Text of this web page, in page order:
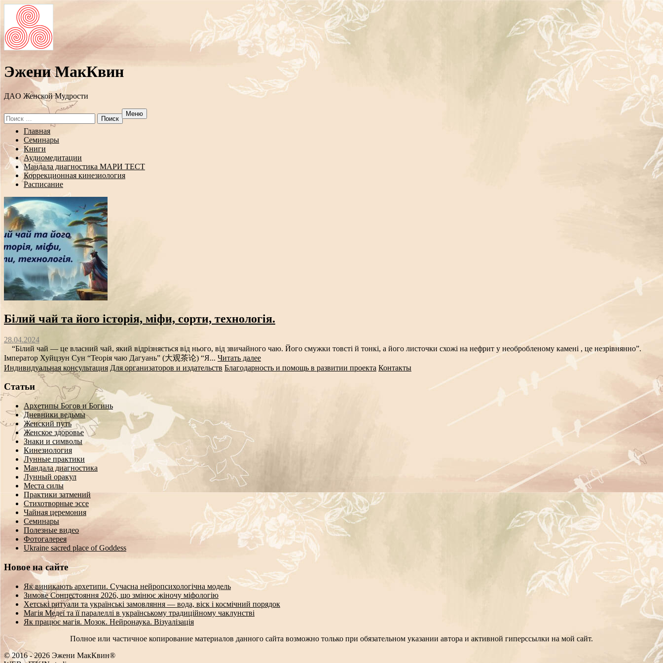
Эжени МакКвин
ДAO Женской Мудрости
Search
for:
Меню
Перейти
содержанию
Главная
Семинары
Книги
Аудиомедитации
Мандала диагностика МАРИ ТЕСТ
Коррекционная кинезиология
Расписание
Білий чай та його історія, міфи, сорти, технологія.
28.04.2024
“Білий чай — це власний чай, який відрізняється від нього, від звичайного чаю. Його смужки товсті й тонкі, а його листочки схожі на нефрит у необробленому камені , це незрівнянно”.
Імператор Хуйцзун Сун “Теорія чаю Дагуань” (大观茶论) “Я... Читать далее
Индивидуальная консультация Для организаторов и издательств Благодарность и помощь в развитии проекта Контакты
Статьи
Архетипы Богов и Богинь
Дневники ведьмы
Женский путь
Женское здоровье
Знаки и символы
Кинезиология
Лунные практики
Мандала диагностика
Лунный оракул
Места силы
Практики затмений
Стихотворные эссе
Чайная церемония
Семинары
Полезные видео
Фотогалерея
Ukraine sacred place of Goddess
Новое на сайте
Як виникають архетипи. Сучасна нейропсихологічна модель
Зимове Сонцестояння 2026, що змінює жіночу міфологію
Хетські ритуали та українські замовляння — вода, віск і космічний порядок
Магія Медеї та її паралеллі в українському традиційному чаклунстві
Як працює магія. Мозок. Нейронаука. Візуалізація
Полное или частичное копирование материалов данного сайта возможно только при обязательном указании автора и активной гиперссылки на мой сайт.
© 2016 - 2026 Эжени МакКвин®